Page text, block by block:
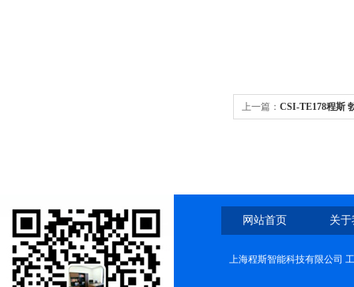
上一篇： CSI-TE178程斯
网站首页 关
上海程斯智能科技有限公司